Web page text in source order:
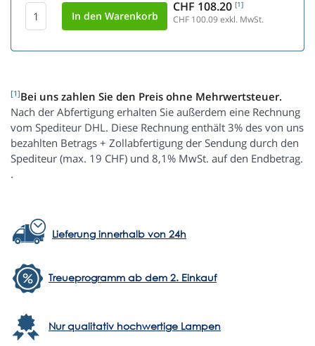
CHF 108.20 [1]
CHF 100.09exkl. MwSt.
[1]Bei uns zahlen Sie den Preis ohne Mehrwertsteuer.
Nach der Abfertigung erhalten Sie außerdem eine Rechnung
vom Spediteur DHL. Diese Rechnung enthält 3% des von uns
bezahlten Betrags + Zollabfertigung der Sendung durch den
Spediteur (max. 19 CHF) und 8,1% MwSt. auf den Endbetrag.
.
Lieferung innerhalb von 24h
Treueprogramm ab dem 2. Einkauf
Nur qualitativ hochwertige Lampen